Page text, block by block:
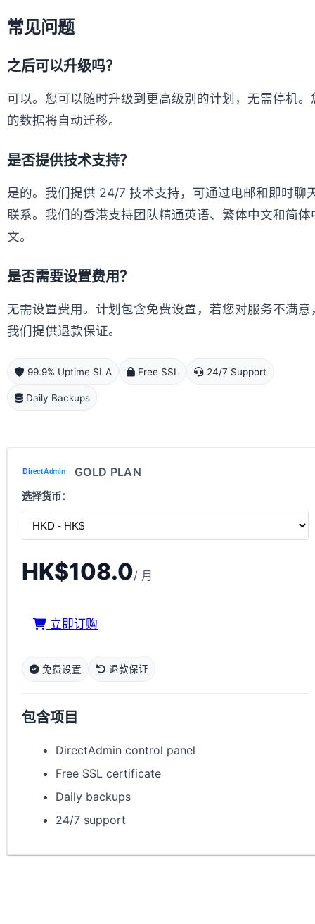
常见问题
之后可以升级吗？
可以。您可以随时升级到更高级别的计划，无需停机。
的数据将自动迁移。
是否提供技术支持？
是的。我们提供 24/7 技术支持，可通过电邮和即时聊
联系。我们的香港支持团队精通英语、繁体中文和简体
文。
是否需要设置费用？
无需设置费用。计划包含免费设置，若您对服务不满意
我们提供退款保证。
99.9% Uptime SLA Free SSL 24/7 Support
Daily Backups
GOLD PLAN
选择货币：
HK$108.0/ 月
立即订购
免费设置 退款保证
包含项目
DirectAdmin control panel
Free SSL certificate
Daily backups
24/7 support